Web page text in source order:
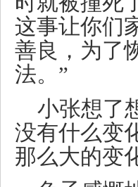
这事让你们
善良，为了
法。”
小张想了
没有什么变
那么大的变